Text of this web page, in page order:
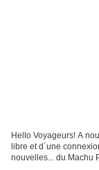
Hello Voyageurs! A
libre et d´une
nouvelles... du Machu